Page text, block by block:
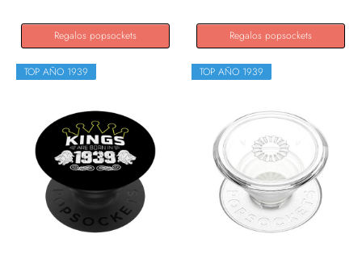
Regalos popsockets Regalos popsockets
TOP AÑO 1939 TOP AÑO 1939